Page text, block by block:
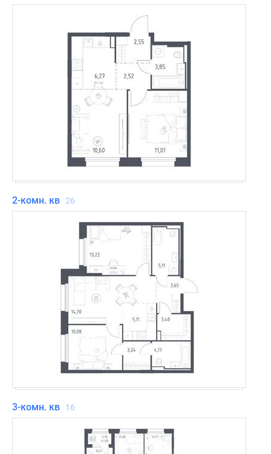
2-комн. кв 26
3-комн. кв 16